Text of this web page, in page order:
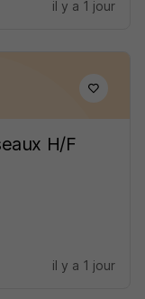
il y a 1 jour
H/F
il y a 1 jour